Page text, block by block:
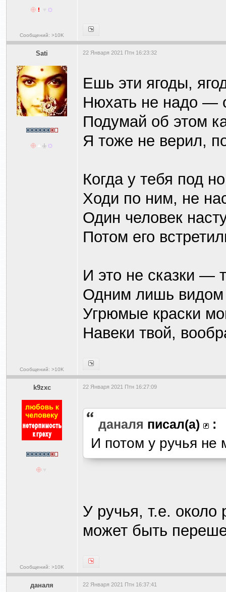
Сообщений: >10K
Sati
Сообщений: >10K
22 Января 2021 Птн 16:23:32
Ешь эти ягоды,
Нюхать не надо —
Подумай об этом
Я тоже не верил,
Когда у тебя под
Ходи по ним, не
Один человек
Потом его
И это не сказки —
Одним лишь видом
Угрюмые краски
Навеки твой,
k9zxc
Сообщений: >10K
22 Января 2021 Птн 16:27:09
даналя писал(а) :
И потом у ручья не
У ручья, т.е. около
может быть
даналя 22 Января 2021 Птн 16:37:41